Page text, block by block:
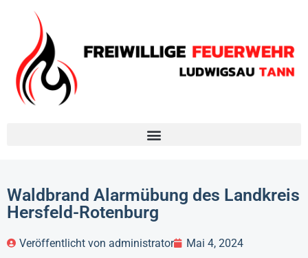
Waldbrand Alarmübung des Landkreis
Hersfeld-Rotenburg
Veröffentlicht von administrator Mai 4, 2024